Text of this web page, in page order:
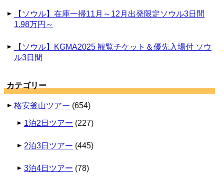
【ソウル】在庫一掃11月～12月出発限定ソウル3日間
1.98万円～
【ソウル】KGMA2025 観覧チケット＆優先入場付 ソウ
ル3日間
カテゴリー
格安釜山ツアー (654)
1泊2日ツアー (227)
2泊3日ツアー (445)
3泊4日ツアー (78)